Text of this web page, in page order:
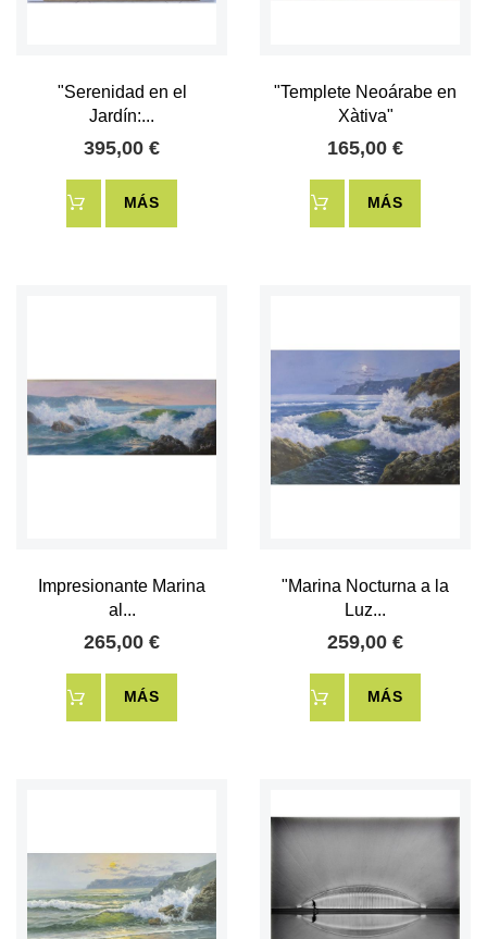
"Serenidad en el
Jardín:...
395,00 €
MÁS
"Templete Neoárabe en
Xàtiva"
165,00 €
MÁS
Impresionante Marina
al...
265,00 €
MÁS
"Marina Nocturna a la
Luz...
259,00 €
MÁS